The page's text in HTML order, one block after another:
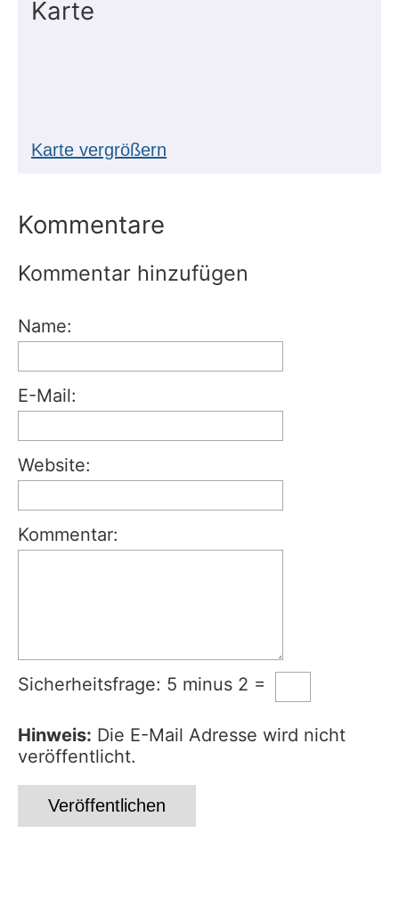
Karte
Karte vergrößern
Kommentare
Kommentar hinzufügen
Name:
E-Mail:
Website:
Kommentar:
Sicherheitsfrage: 5 minus 2 =
Hinweis: Die E-Mail Adresse wird nicht
veröffentlicht.